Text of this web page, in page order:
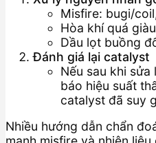
Misfire: bugi/
Hòa khí quá
Dầu lọt buồng
Đánh giá lại catalyst
Nếu sau khi
báo hiệu suất
catalyst đã suy
Nhiều hướng dẫn chẩn